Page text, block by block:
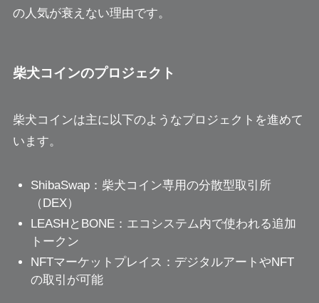
の人気が衰えない理由です。
柴犬コインのプロジェクト
柴犬コインは主に以下のようなプロジェクトを進めて
います。
ShibaSwap：柴犬コイン専用の分散型取引所
（DEX）
LEASHとBONE：エコシステム内で使われる追加
トークン
NFTマーケットプレイス：デジタルアートやNFT
の取引が可能